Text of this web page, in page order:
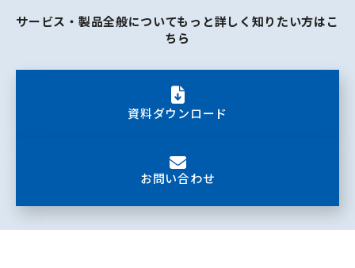
サービス・製品全般についてもっと詳しく知りたい方はこ
ちら
資料ダウンロード
お問い合わせ